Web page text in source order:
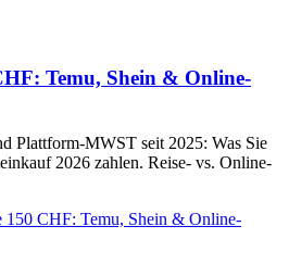
Temu, Shein & Online-
Plattform-MWST seit 2025: Was Sie
2026 zahlen. Reise- vs. Online-
150 CHF: Temu, Shein & Online-